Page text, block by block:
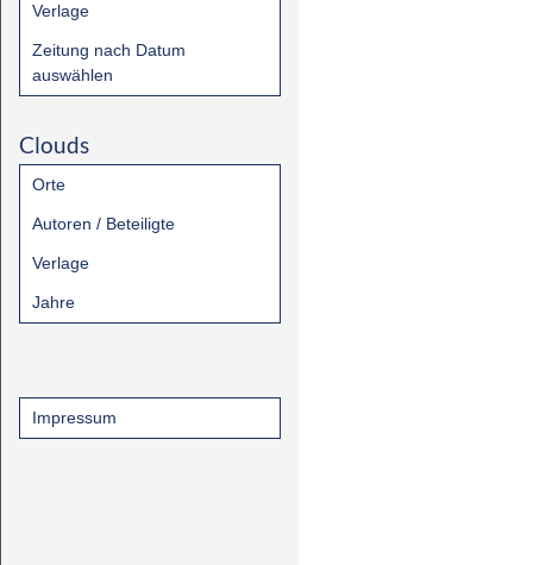
Verlage
Zeitung nach Datum
auswählen
Clouds
Orte
Autoren / Beteiligte
Verlage
Jahre
Impressum